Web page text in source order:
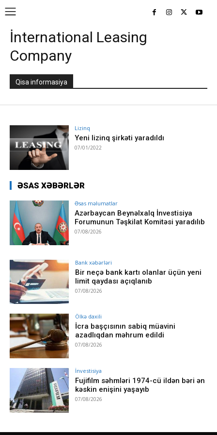
İnternational Leasing
Company
Qisa informasiya
Lizinq
Yeni lizinq şirkəti yaradıldı
07/01/2022
ƏSAS XƏBƏRLƏR
Əsas məlumatlar
Azərbaycan Beynəlxalq İnvestisiya
Forumunun Təşkilat Komitəsi yaradılıb
07/08/2026
Bank xəbərləri
Bir neçə bank kartı olanlar üçün yeni
limit qaydası açıqlanıb
07/08/2026
Ölkə daxili
İcra başçısının sabiq müavini
azadlıqdan məhrum edildi
07/08/2026
İnvestisiya
Fujifilm səhmləri 1974-cü ildən bəri ən
kəskin enişini yaşayıb
07/08/2026